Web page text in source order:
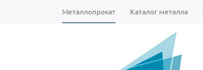
Металлопрокат Каталог металла